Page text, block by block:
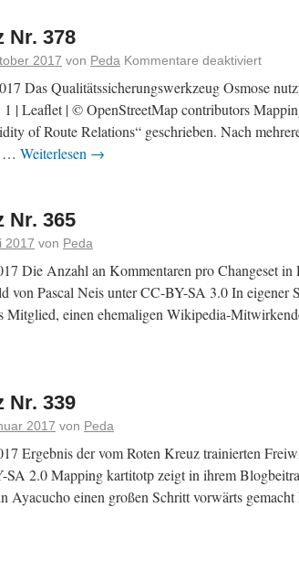
Nr. 378
2017 von Peda Kommentare deaktiviert
Das Qualitätssicherungswerkzeug Osmose
| Leaflet | © OpenStreetMap contributors
of Route Relations“ geschrieben. Nach
… Weiterlesen →
Nr. 365
2017 von Peda
Die Anzahl an Kommentaren pro Changeset
von Pascal Neis unter CC-BY-SA 3.0 In eigener
Mitglied, einen ehemaligen Wikipedia-
Nr. 339
2017 von Peda
Ergebnis der vom Roten Kreuz trainierten
2.0 Mapping kartitotp zeigt in ihrem
Ayacucho einen großen Schritt vorwärts